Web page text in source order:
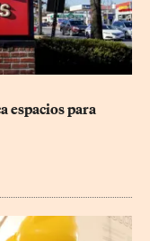
espacios para